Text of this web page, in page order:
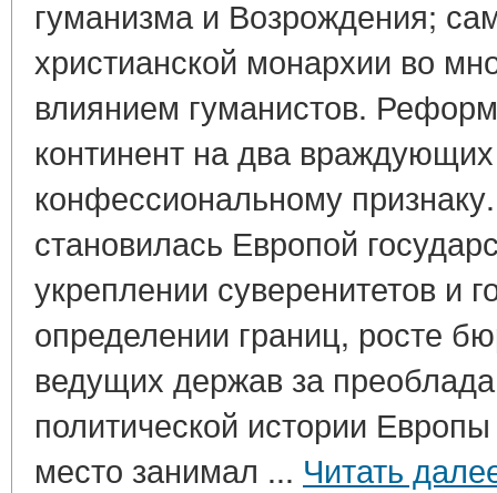
гуманизма и Возрождения;
христианской монархии во
влиянием гуманистов.
континент на два
конфессиональному
становилась Европой
укреплении суверенитетов и
определении границ, росте
ведущих держав за
политической истории
место занимал ... Читать